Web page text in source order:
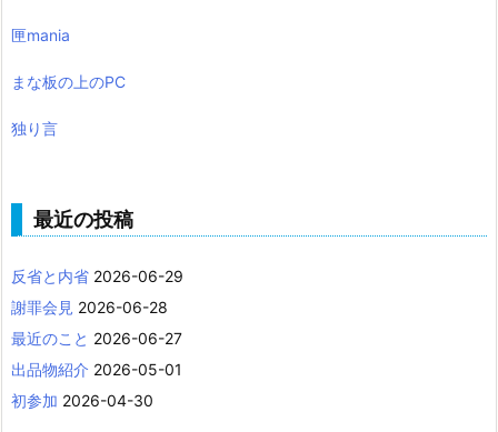
匣mania
まな板の上のPC
独り言
最近の投稿
反省と内省 2026-06-29
謝罪会見 2026-06-28
最近のこと 2026-06-27
出品物紹介 2026-05-01
初参加 2026-04-30